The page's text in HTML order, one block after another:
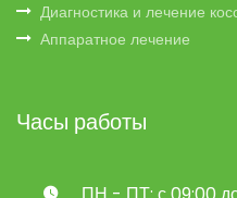
Диагностика и лечение
Аппаратное лечение
Часы работы